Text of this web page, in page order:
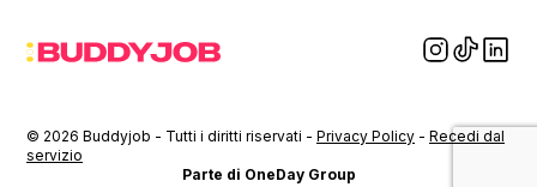
© 2026 Buddyjob - Tutti i diritti riservati - Privacy Policy - Recedi dal
servizio
Parte di OneDay Group